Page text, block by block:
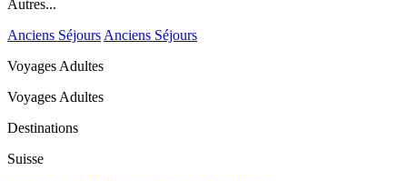
Autres...
Anciens Séjours Anciens Séjours
Voyages Adultes
Voyages Adultes
Destinations
Suisse